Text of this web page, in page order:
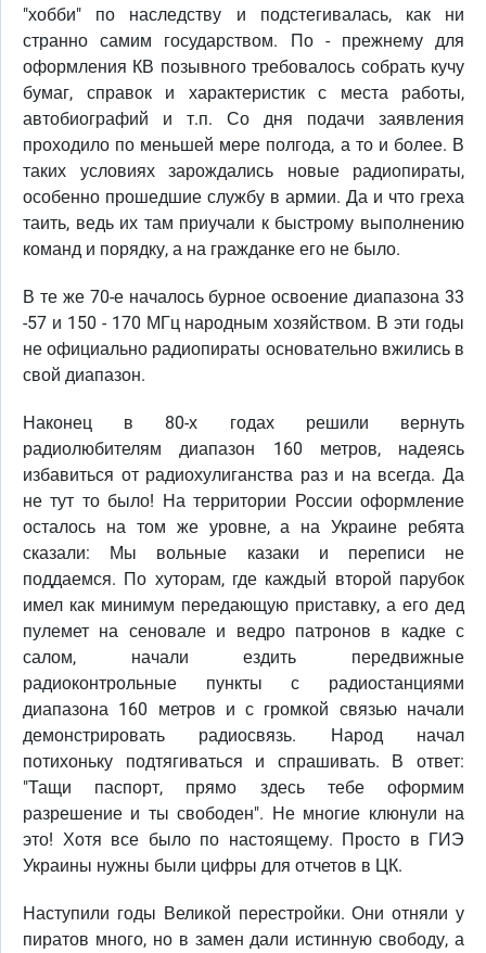
"хобби" по наследству и подстегивалась, как ни
странно самим государством. По - прежнему для
оформления КВ позывного требовалось собрать кучу
бумаг, справок и характеристик с места работы,
автобиографий и т.п. Со дня подачи заявления
проходило по меньшей мере полгода, а то и более. В
таких условиях зарождались новые радиопираты,
особенно прошедшие службу в армии. Да и что греха
таить, ведь их там приучали к быстрому выполнению
команд и порядку, а на гражданке его не было.
В те же 70-е началось бурное освоение диапазона 33
-57 и 150 - 170 МГц народным хозяйством. В эти годы
не официально радиопираты основательно вжились в
свой диапазон.
Наконец в 80-х годах решили вернуть
радиолюбителям диапазон 160 метров, надеясь
избавиться от радиохулиганства раз и на всегда. Да
не тут то было! На территории России оформление
осталось на том же уровне, а на Украине ребята
сказали: Мы вольные казаки и переписи не
поддаемся. По хуторам, где каждый второй парубок
имел как минимум передающую приставку, а его дед
пулемет на сеновале и ведро патронов в кадке с
салом, начали ездить передвижные
радиоконтрольные пункты с радиостанциями
диапазона 160 метров и с громкой связью начали
демонстрировать радиосвязь. Народ начал
потихоньку подтягиваться и спрашивать. В ответ:
"Тащи паспорт, прямо здесь тебе оформим
разрешение и ты свободен". Не многие клюнули на
это! Хотя все было по настоящему. Просто в ГИЭ
Украины нужны были цифры для отчетов в ЦК.
Наступили годы Великой перестройки. Они отняли у
пиратов много, но в замен дали истинную свободу, а